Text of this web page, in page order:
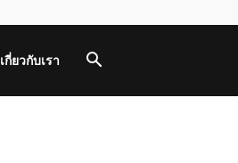
เกี่ยวกับเรา